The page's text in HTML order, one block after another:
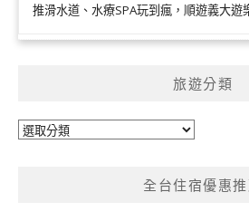
推滑水道、水療SPA玩到瘋，順遊義大遊
旅遊分類
旅
全台住宿優惠